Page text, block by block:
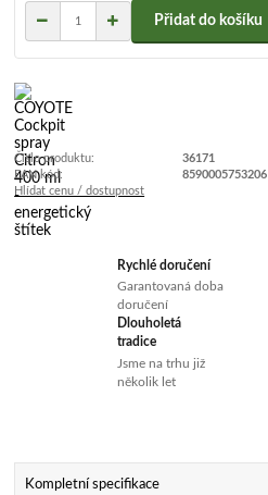
Přidat do košíku
Číslo produktu:
36171
EAN kód:
8590005753206
Hlídat cenu / dostupnost
Rychlé doručení
Garantovaná doba
doručení
Dlouholetá
tradice
Jsme na trhu již
několik let
Kompletní specifikace